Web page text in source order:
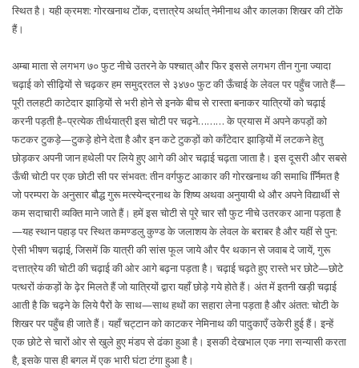
स्थित है। यही क्रमश: गोरखनाथ टोंक, दत्तात्रेय अर्थात् नेमीनाथ और कालका शिखर की टोंके
हैं।
अम्बा माता से लगभग ७० फुट नीचे उतरने के पश्चात् और फिर इससे लगभग तीन गुना ज्यादा
चढ़ाई को सीढ़ियों से चढ़कर हम समुद्रतल से ३४७० फुट की ऊँचाई के लेवल पर पहुँच जाते हैं—
पूरी तलहटी काटेदार झाड़ियों से भरी होने से इनके बीच से रास्ता बनाकर यात्रियों को चढ़ाई
करनी पड़ती है–प्रत्येक तीर्थयात्री इस चोटी पर चढ़ने……… के प्रयास में अपने कपड़ों को
फटकर टुकड़े—टुकड़े होने देता है और इन कटे टुकड़ों को काँटेदार झाड़ियों में लटकने हेतु
छोड़कर अपनी जान हथेली पर लिये हुए आगे की ओर चढ़ाई चढ़ता जाता है। इस दूसरी और सबसे
ऊँची चोटी पर एक छोटी सी पर संभवत: तीन वर्गफुट आकार की गोरखनाथ की समाधि र्नििमत है
जो परम्परा के अनुसार बौद्ध गुरू मत्स्येन्द्रनाथ के शिष्य अथवा अनुयायी थे और अपने विद्यार्थी से
कम सदाचारी व्यक्ति माने जाते हैं। हमें इस चोटी से पूरे चार सौ फुट नीचे उतरकर आना पड़ता है
—यह स्थान पहाड़ पर स्थित कमण्डलु कुण्ड के जलाशय के लेवल के बराबर है और यहीं से पुन:
ऐसी भीषण चढ़ाई, जिसमें कि यात्री की सांस फूल जाये और पैर थकान से जवाब दे जायें, गुरू
दत्तात्रेय की चोटी की चढ़ाई की ओर आगे बढ़ना पड़ता है। चढ़ाई चढ़ते हुए रास्ते भर छोटे—छोटे
पत्थरों कंकड़ों के ढ़ेर मिलते हैं जो यात्रियों द्वारा यहाँ छोड़े गये होते हैं। अंत में इतनी खड़ी चढ़ाई
आती है कि चढ़ने के लिये पैरों के साथ—साथ हथों का सहारा लेना पड़ता है और अंतत: चोटी के
शिखर पर पहुँच ही जाते हैं। यहाँ चट्टान को काटकर नेमिनाथ की पादुकाएँ उकेरी हुई हैं। इन्हें
एक छोटे से चारों ओर से खुले हुए मंडप से ढंका हुआ है। इसकी देखभाल एक नगा सन्यासी करता
है, इसके पास ही बगल में एक भारी घंटा टंगा हुआ है।